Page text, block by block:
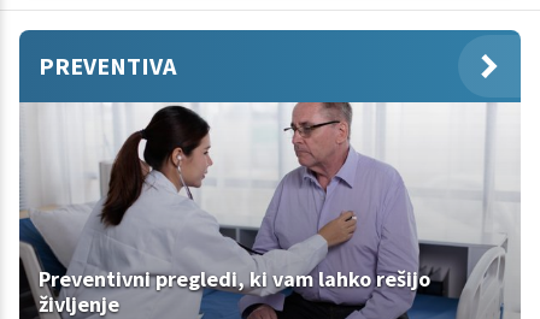
PREVENTIVA
Preventivni pregledi, ki vam lahko rešijo
življenje